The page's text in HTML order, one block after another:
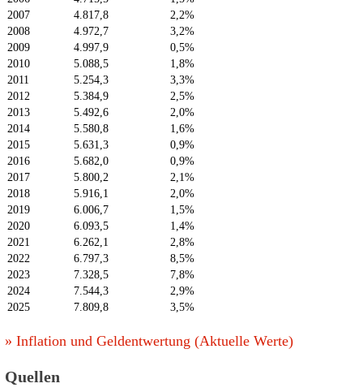
2007
4.817,8
2,2%
2008
4.972,7
3,2%
2009
4.997,9
0,5%
2010
5.088,5
1,8%
2011
5.254,3
3,3%
2012
5.384,9
2,5%
2013
5.492,6
2,0%
2014
5.580,8
1,6%
2015
5.631,3
0,9%
2016
5.682,0
0,9%
2017
5.800,2
2,1%
2018
5.916,1
2,0%
2019
6.006,7
1,5%
2020
6.093,5
1,4%
2021
6.262,1
2,8%
2022
6.797,3
8,5%
2023
7.328,5
7,8%
2024
7.544,3
2,9%
2025
7.809,8 3,5%
» Inflation und Geldentwertung (Aktuelle Werte)
Quellen